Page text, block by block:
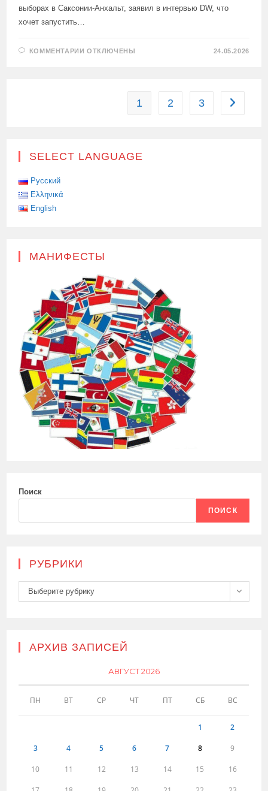
выборах в Саксонии-Анхальт, заявил в интервью DW, что
хочет запустить…
КОММЕНТАРИИ К
ОТКЛЮЧЕНЫ 24.05.2026
1 2 3 Перейти
SELECT LANGUAGE
Русский
Ελληνικά
English
МАНИФЕСТЫ
Поиск
ПОИСК
РУБРИКИ
Рубрики
Выберите рубрику
АРХИВ ЗАПИСЕЙ
АВГУСТ 2026
ПН ВТ СР ЧТ ПТ СБ ВС
1 2
3 4 5 6 7 8 9
10 11 12 13 14 15 16